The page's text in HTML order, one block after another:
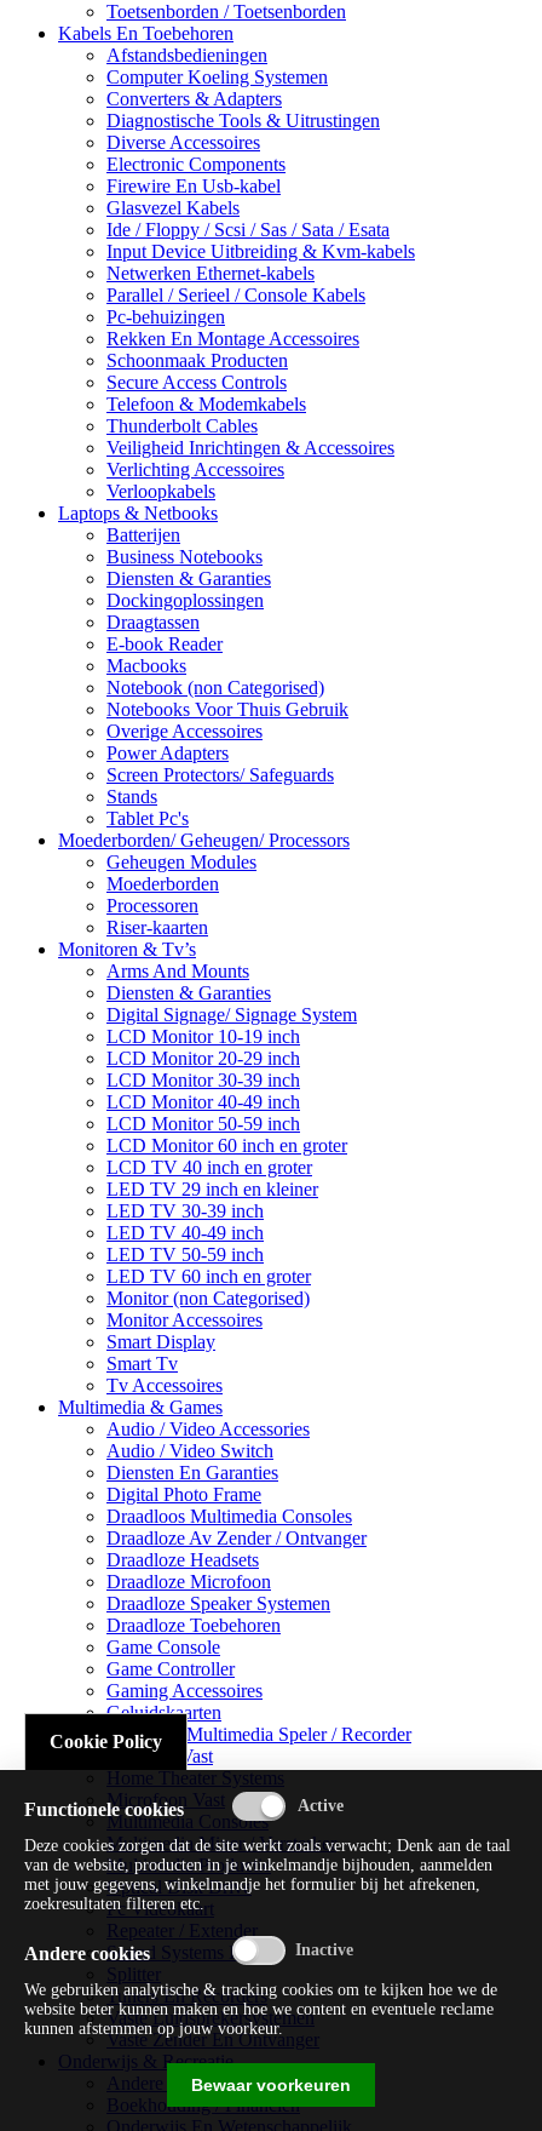
Toetsenborden / Toetsenborden
Kabels En Toebehoren
Afstandsbedieningen
Computer Koeling Systemen
Converters & Adapters
Diagnostische Tools & Uitrustingen
Diverse Accessoires
Electronic Components
Firewire En Usb-kabel
Glasvezel Kabels
Ide / Floppy / Scsi / Sas / Sata / Esata
Input Device Uitbreiding & Kvm-kabels
Netwerken Ethernet-kabels
Parallel / Serieel / Console Kabels
Pc-behuizingen
Rekken En Montage Accessoires
Schoonmaak Producten
Secure Access Controls
Telefoon & Modemkabels
Thunderbolt Cables
Veiligheid Inrichtingen & Accessoires
Verlichting Accessoires
Verloopkabels
Laptops & Netbooks
Batterijen
Business Notebooks
Diensten & Garanties
Dockingoplossingen
Draagtassen
E-book Reader
Macbooks
Notebook (non Categorised)
Notebooks Voor Thuis Gebruik
Overige Accessoires
Power Adapters
Screen Protectors/ Safeguards
Stands
Tablet Pc's
Moederborden/ Geheugen/ Processors
Geheugen Modules
Moederborden
Processoren
Riser-kaarten
Monitoren & Tv’s
Arms And Mounts
Diensten & Garanties
Digital Signage/ Signage System
LCD Monitor 10-19 inch
LCD Monitor 20-29 inch
LCD Monitor 30-39 inch
LCD Monitor 40-49 inch
LCD Monitor 50-59 inch
LCD Monitor 60 inch en groter
LCD TV 40 inch en groter
LED TV 29 inch en kleiner
LED TV 30-39 inch
LED TV 40-49 inch
LED TV 50-59 inch
LED TV 60 inch en groter
Monitor (non Categorised)
Monitor Accessoires
Smart Display
Smart Tv
Tv Accessoires
Multimedia & Games
Audio / Video Accessories
Audio / Video Switch
Diensten En Garanties
Digital Photo Frame
Draadloos Multimedia Consoles
Draadloze Av Zender / Ontvanger
Draadloze Headsets
Draadloze Microfoon
Draadloze Speaker Systemen
Draadloze Toebehoren
Game Console
Game Controller
Gaming Accessoires
Geluidskaarten
Handheld Multimedia Speler / Recorder
Headsets Vast
Home Theater Systems
Microfoon Vast
Multimedia Consoles
Multimedia Mixer / Versterker
Multimedia Productie
Optical Disk Drive
Pc Videokaart
Repeater / Extender
Sound Systems Hi-fi
Splitter
Tuners En Recorders
Vaste Luidsprekersystemen
Vaste Zender En Ontvanger
Onderwijs & Recreatie
Andere Beveiligingssoftware
Boekhouding / Financiën
Cookie Policy
Functionele cookies
Deze cookies zorgen dat de site werkt zoals verwacht; Denk aan de taal
van de website, producten in je winkelmandje bijhouden, aanmelden
met jouw gegevens, winkelmandje het formulier bij het afrekenen,
zoekresultaten filteren etc.
Andere cookies
We gebruiken analytische & tracking cookies om te kijken hoe we de
website beter kunnen maken en hoe we content en eventuele reclame
kunnen afstemmen op jouw voorkeur.
Bewaar voorkeuren